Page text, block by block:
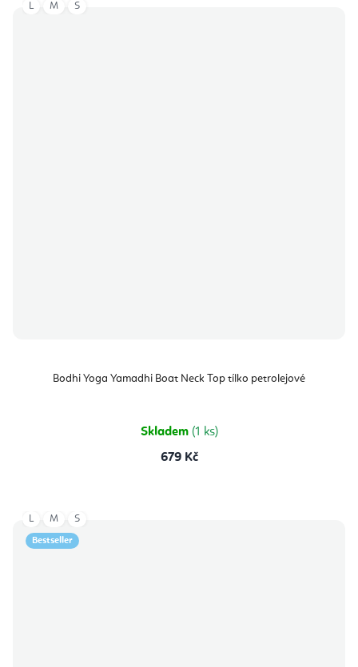
Bodhi Yoga Yamadhi Boat Neck Top tílko petrolejové
Skladem (1 ks)
679 Kč
L M S
Bestseller
L M S